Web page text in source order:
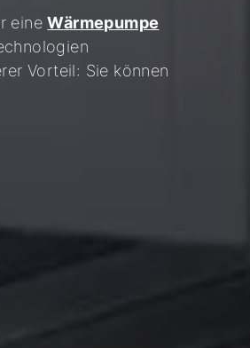
eineWärmepumpe
Vorteil: Sie können